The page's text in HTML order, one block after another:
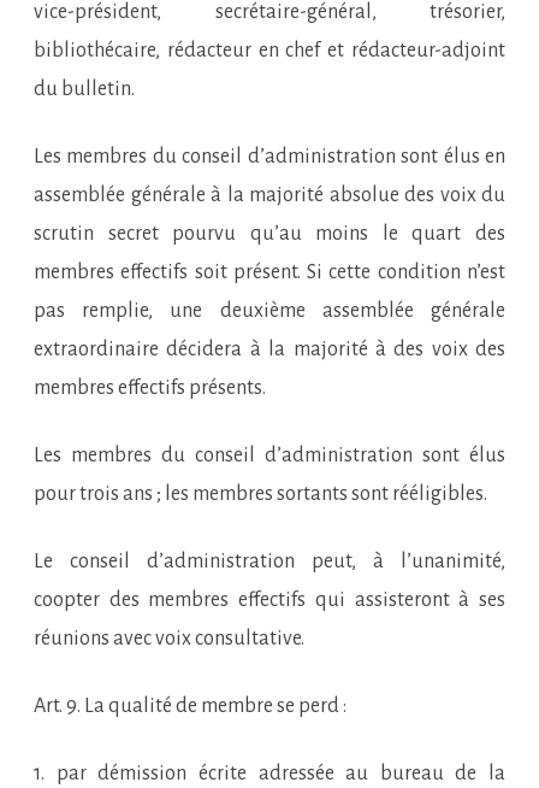
vice-président, secrétaire-général, trésorier,
bibliothécaire, rédacteur en chef et rédacteur-adjoint
du bulletin.
Les membres du conseil d’administration sont élus en
assemblée générale à la majorité absolue des voix du
scrutin secret pourvu qu’au moins le quart des
membres effectifs soit présent. Si cette condition n’est
pas remplie, une deuxième assemblée générale
extraordinaire décidera à la majorité à des voix des
membres effectifs présents.
Les membres du conseil d’administration sont élus
pour trois ans ; les membres sortants sont rééligibles.
Le conseil d’administration peut, à l’unanimité,
coopter des membres effectifs qui assisteront à ses
réunions avec voix consultative.
Art. 9. La qualité de membre se perd :
1. par démission écrite adressée au bureau de la